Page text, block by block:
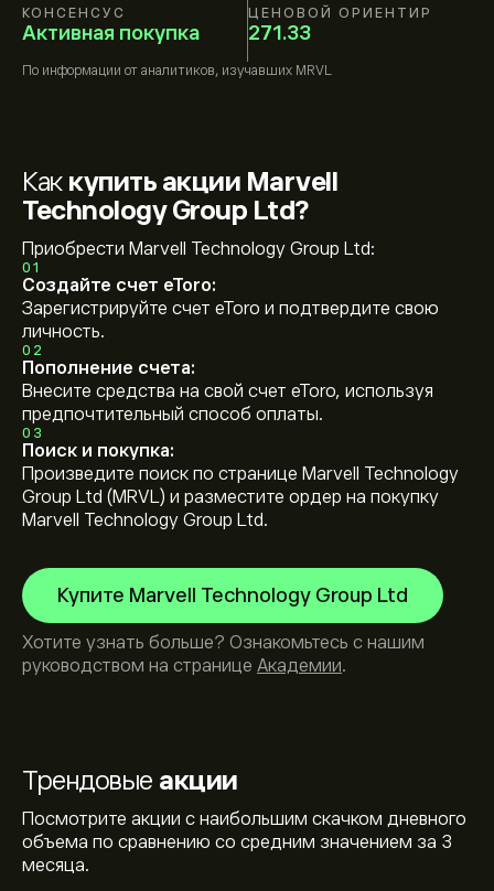
КОНСЕНСУС
Активная покупка
ЦЕНОВОЙ ОРИЕНТИР
271.33
По информации от аналитиков, изучавших MRVL
Трендовые акции
Посмотрите акции с наибольшим скачком дневного
объема по сравнению со средним значением за 3
месяца.
Как купить акции Marvell
Technology Group Ltd?
Приобрести Marvell Technology Group Ltd:
01
Создайте счет eToro:
Зарегистрируйте счет eToro и подтвердите свою
личность.
02
Пополнение счета:
Внесите средства на свой счет eToro, используя
предпочтительный способ оплаты.
03
Поиск и покупка:
Произведите поиск по странице Marvell Technology
Group Ltd (MRVL) и разместите ордер на покупку
Marvell Technology Group Ltd.
Купите Marvell Technology Group Ltd
Хотите узнать больше? Ознакомьтесь с нашим
руководством на странице Академии.